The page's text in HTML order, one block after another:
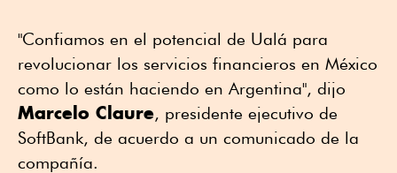
"Confiamos en el potencial de Ualá para
revolucionar los servicios financieros en México
como lo están haciendo en Argentina", dijo
Marcelo Claure, presidente ejecutivo de
SoftBank, de acuerdo a un comunicado de la
compañía.